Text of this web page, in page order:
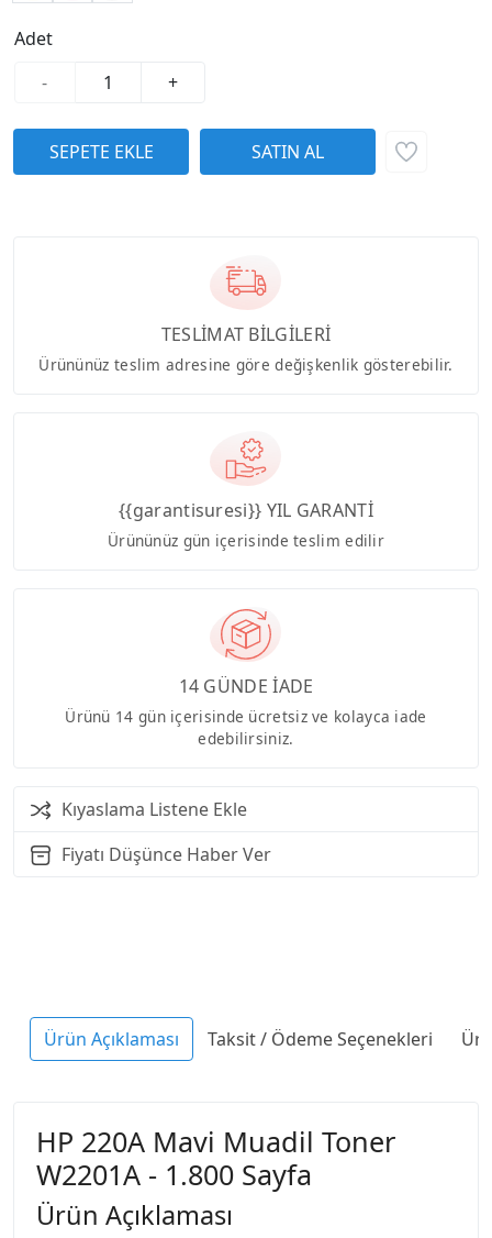
Adet
-
+
TESLİMAT BİLGİLERİ
Ürününüz teslim adresine göre değişkenlik gösterebilir.
{{garantisuresi}} YIL GARANTİ
Ürününüz gün içerisinde teslim edilir
14 GÜNDE İADE
Ürünü 14 gün içerisinde ücretsiz ve kolayca iade
edebilirsiniz.
Kıyaslama Listene Ekle
Fiyatı Düşünce Haber Ver
Ürün Açıklaması Taksit / Ödeme Seçenekleri
HP 220A Mavi Muadil Toner
W2201A - 1.800 Sayfa
Ürün Açıklaması